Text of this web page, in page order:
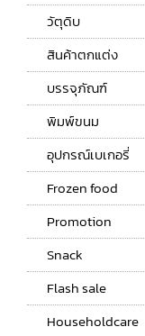
วัตุดิบ
สินค้าตกแต่ง
บรรจุภัณฑ์
พิมพ์ขนม
อุปกรณ์เบเกอรี่
Frozen food
Promotion
Snack
Flash sale
Householdcare